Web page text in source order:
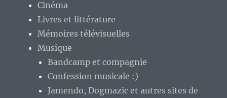
Cinéma
Livres et littérature
Mémoires télévisuelles
Musique
Bandcamp et compagnie
Confession musicale :)
Jamendo, Dogmazic et autres sites de